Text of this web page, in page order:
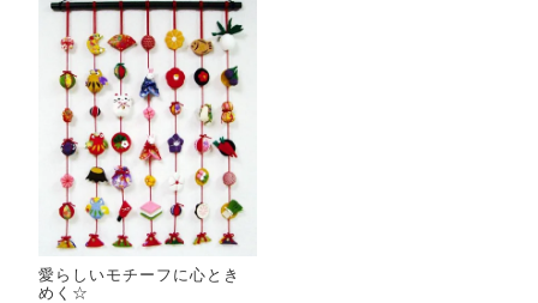
愛らしいモチーフに心とき
めく☆